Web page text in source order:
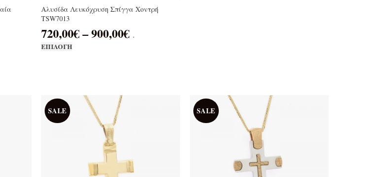
Αλυσίδα Λευκόχρυση Σπίγγα Χοντρή
TSW7013
720,00€–900,00€ .
ΕΠΙΛΟΓΉ
SALE SALE